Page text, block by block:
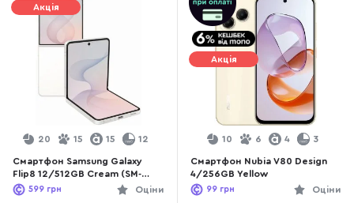
Акція
20 15 15 12
Смартфон Samsung Galaxy
Flip8 12/512GB Cream (SM-
F776BZWHSEK)
Оціни
599 грн
Акція
10 6 4 3
Смартфон Nubia V80 Design
4/256GB Yellow
Оціни
99 грн